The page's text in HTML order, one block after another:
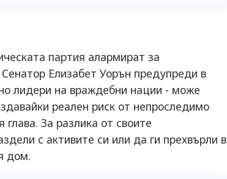
партия алармират за
Елизабет Уорън предупреди в
лидери на враждебни нации - може
реален риск от непроследимо
За разлика от своите
с активите си или да ги прехвърли в
дом.